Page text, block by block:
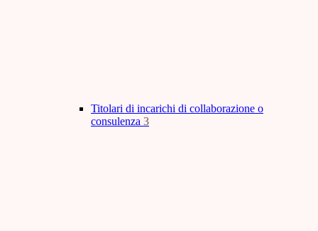
Titolari di incarichi di collaborazione o
consulenza 3